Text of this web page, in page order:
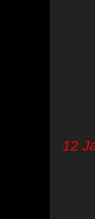
12